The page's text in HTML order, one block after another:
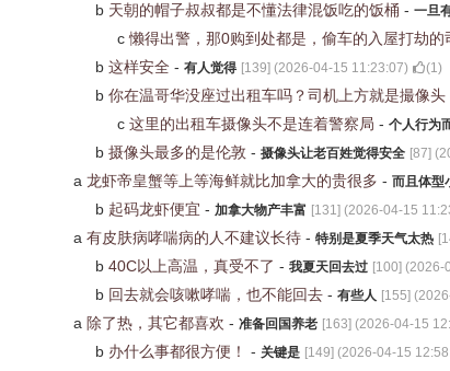
b 天朝的帽子叔叔都是不懂法律混饭吃的饭桶 - 一旦
c懒得出警，那0购到处都是，偷车的入屋打劫的
b 这样安全 - 有人觉得 [139] (2026-04-15 11:23:07) (1)
b 你在温哥华没座过出租车吗？司机上方就是撮像头
c 这里的出租车摄像头不是连着警察局 - 个人行为
b 摄像头最多的是伦敦 - 摄像头让老百姓觉得安全 [87] (
a 龙虾帝皇蟹等上等海鲜就比加拿大的贵很多 - 而且体型
b 起码龙虾便宜 - 加拿大物产丰富 [131] (2026-04-15
a 有皮肤病哮喘病的人不建议长待 - 特别是夏季天气太热 [
b 40C以上高温，真受不了 - 我夏天回去过 [100] (2026-
b 回去就会咳嗽哮喘，也不能回去 - 有些人 [155] (
a 除了热，其它都喜欢 - 准备回国养老 [163] (2026-04-15
b 办什么事都很方便！ - 关键是 [149] (2026-04-15